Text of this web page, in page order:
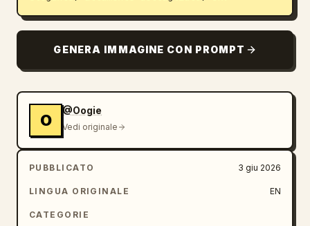
GENERA IMMAGINE CON PROMPT
O
@Oogie
Vedi originale
PUBBLICATO 3 giu 2026
LINGUA ORIGINALE EN
CATEGORIE